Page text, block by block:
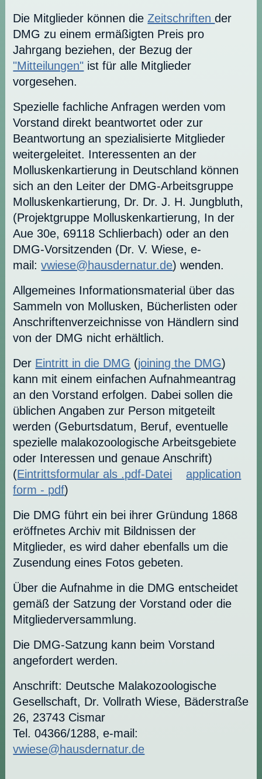
Die Mitglieder können dieZeitschriftender
DMG zu einem ermäßigten Preis pro
Jahrgang beziehen, der Bezug der
"Mitteilungen" ist für alle Mitglieder
vorgesehen.
Spezielle fachliche Anfragen werden vom
Vorstand direkt beantwortet oder zur
Beantwortung an spezialisierte Mitglieder
weitergeleitet. Interessenten an der
Molluskenkartierung in Deutschland können
sich an den Leiter der DMG-Arbeitsgruppe
Molluskenkartierung, Dr. Dr. J. H. Jungbluth,
(Projektgruppe Molluskenkartierung, In der
Aue 30e, 69118 Schlierbach) oder an den
DMG-Vorsitzenden (Dr. V. Wiese, e-
mail:vwiese@hausdernatur.de) wenden.
Allgemeines Informationsmaterial über das
Sammeln von Mollusken, Bücherlisten oder
Anschriftenverzeichnisse von Händlern sind
von der DMG nicht erhältlich.
Der Eintritt in die DMG (joining the DMG)
kann mit einem einfachen Aufnahmeantrag
an den Vorstand erfolgen. Dabei sollen die
üblichen Angaben zur Person mitgeteilt
werden (Geburtsdatum, Beruf, eventuelle
spezielle malakozoologische Arbeitsgebiete
oder Interessen und genaue Anschrift)
(Eintrittsformular als .pdf-Datei
application
form - pdf)
Die DMG führt ein bei ihrer Gründung 1868
eröffnetes Archiv mit Bildnissen der
Mitglieder, es wird daher ebenfalls um die
Zusendung eines Fotos gebeten.
Über die Aufnahme in die DMG entscheidet
gemäß der Satzung der Vorstand oder die
Mitgliederversammlung.
Die DMG-Satzung kann beim Vorstand
angefordert werden.
Anschrift: Deutsche Malakozoologische
Gesellschaft, Dr. Vollrath Wiese, Bäderstraße
26, 23743 Cismar
Tel. 04366/1288, e-mail:
vwiese@hausdernatur.de